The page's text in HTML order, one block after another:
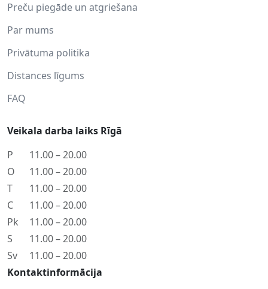
Preču piegāde un atgriešana
Par mums
Privātuma politika
Distances līgums
FAQ
Veikala darba laiks Rīgā
P
11.00 – 20.00
O
11.00 – 20.00
T
11.00 – 20.00
C
11.00 – 20.00
Pk
11.00 – 20.00
S
11.00 – 20.00
Sv
11.00 – 20.00
Kontaktinformācija